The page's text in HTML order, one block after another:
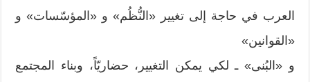
العرب في حاجة إلى تغيير «النُّظُم» و «المؤسّسات» و
«القوانين»
و «البُنى» ـ لكي يمكن التغيير، حضاريّاً، وبناء المجتمع